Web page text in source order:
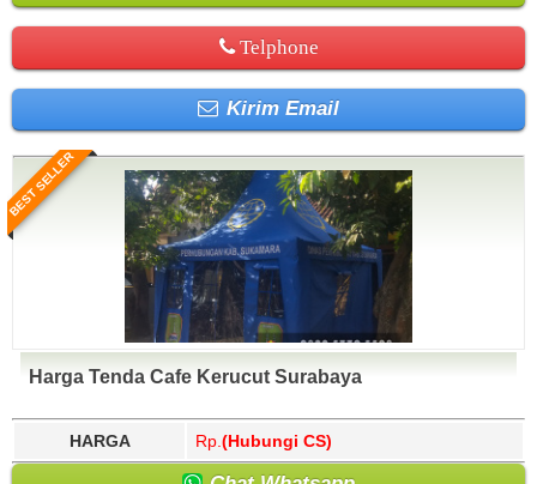
Telphone
Kirim Email
BEST SELLER
Harga Tenda Cafe Kerucut Surabaya
HARGA Rp. (Hubungi CS)